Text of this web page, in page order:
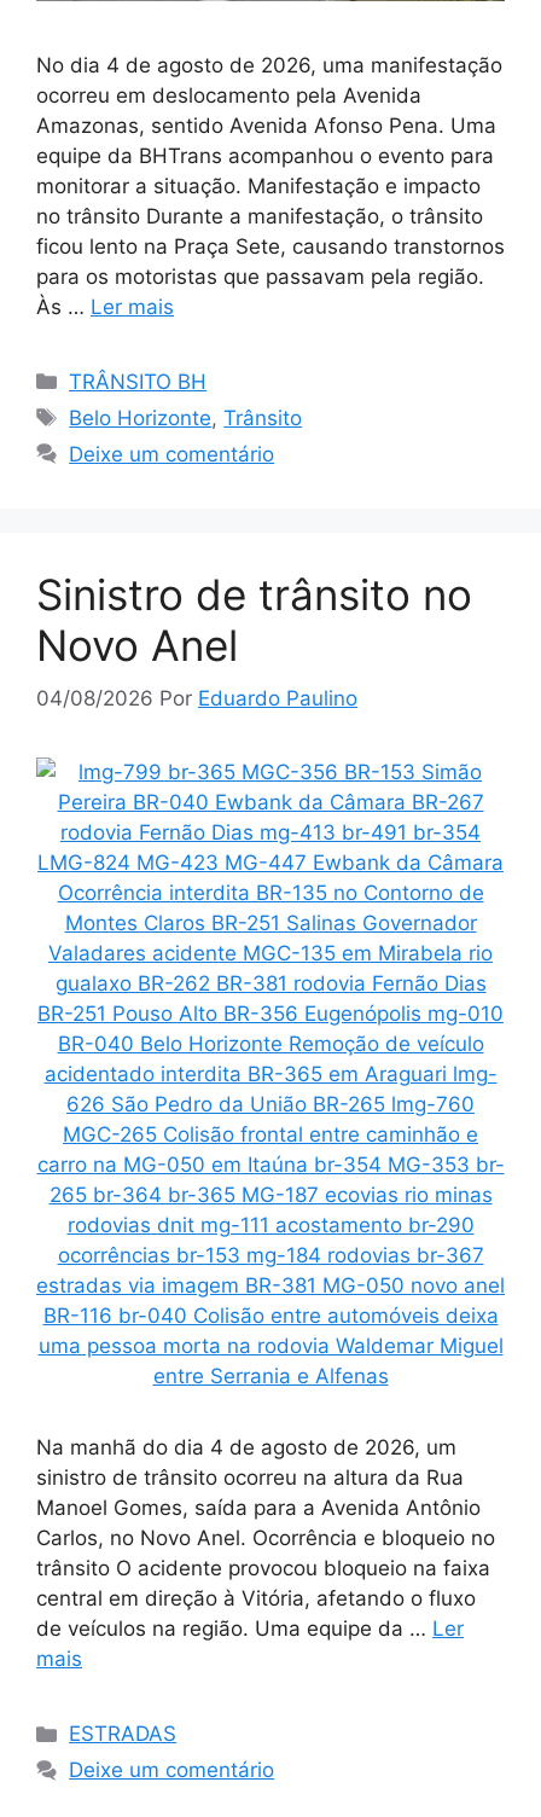
No dia 4 de agosto de 2026, uma manifestação
ocorreu em deslocamento pela Avenida
Amazonas, sentido Avenida Afonso Pena. Uma
equipe da BHTrans acompanhou o evento para
monitorar a situação. Manifestação e impacto
no trânsito Durante a manifestação, o trânsito
ficou lento na Praça Sete, causando transtornos
para os motoristas que passavam pela região.
Às … Ler mais
Categorias
TRÂNSITO BH
Tags
Belo Horizonte,Trânsito
Deixe um comentário
Sinistro de trânsito no
Novo Anel
04/08/2026 Por Eduardo Paulino
Na manhã do dia 4 de agosto de 2026, um
sinistro de trânsito ocorreu na altura da Rua
Manoel Gomes, saída para a Avenida Antônio
Carlos, no Novo Anel. Ocorrência e bloqueio no
trânsito O acidente provocou bloqueio na faixa
central em direção à Vitória, afetando o fluxo
de veículos na região. Uma equipe da … Ler
mais
Categorias
ESTRADAS
Deixe um comentário